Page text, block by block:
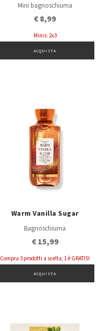
Mini bagnoschiuma
€ 8,99
Minis: 2x3
ACQUISTA
Warm Vanilla Sugar
Bagnoschiuma
€ 15,99
Compra 3 prodotti a scelta, 1 è GRATIS!
ACQUISTA